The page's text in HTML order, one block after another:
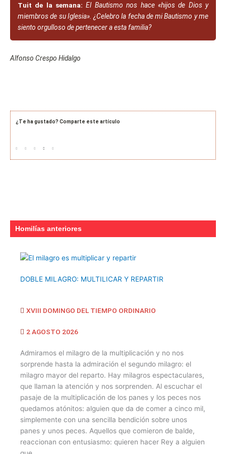
Tuit de la semana:El Bautismo nos hace «hijos de Dios y
miembros de su Iglesia». ¿Celebro la fecha de mi Bautismo y me
siento orgulloso de pertenecer a esta familia?
Alfonso Crespo Hidalgo
¿Te ha gustado? Comparte este artículo
Homilías anteriores
DOBLE MILAGRO: MULTILICAR Y REPARTIR
XVIII DOMINGO DEL TIEMPO ORDINARIO
2 AGOSTO 2026
Admiramos el milagro de la multiplicación y no nos
sorprende hasta la admiración el segundo milagro: el
milagro mayor del reparto. Hay milagros espectaculares,
que llaman la atención y nos sorprenden. Al escuchar el
pasaje de la multiplicación de los panes y los peces nos
quedamos atónitos: alguien que da de comer a cinco mil,
simplemente con una sencilla bendición sobre unos
panes y unos peces. Aquellos que comieron de balde,
reaccionan con entusiasmo: quieren hacer Rey a alguien